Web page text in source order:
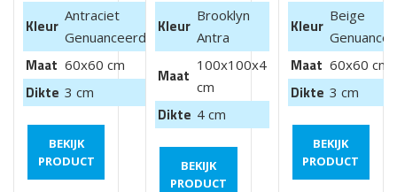
Kleur
Antraciet
Genuanceerd
Maat 60x60 cm
Dikte 3 cm
BEKIJK
PRODUCT
Kleur
Brooklyn
Antra
Maat
100x100x4
cm
Dikte 4 cm
BEKIJK
PRODUCT
Kleur
Beige
Maat 60x60 cm
Dikte 3 cm
BEKIJK
PRODUCT